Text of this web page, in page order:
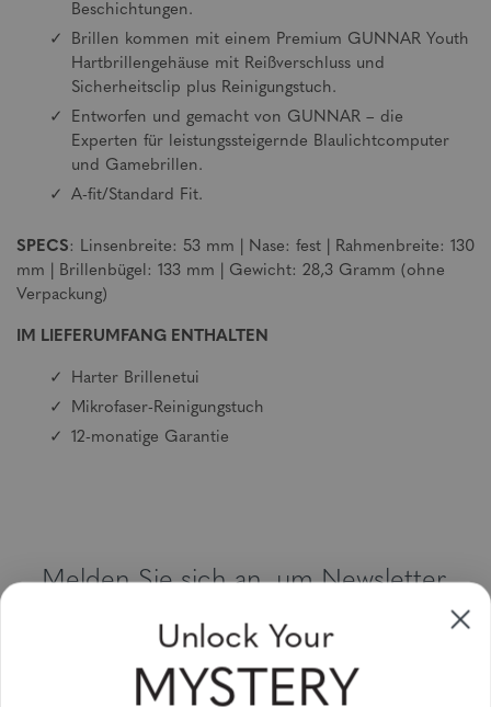
Beschichtungen.
Brillen kommen mit einem Premium GUNNAR Youth
Hartbrillengehäuse mit Reißverschluss und
Sicherheitsclip plus Reinigungstuch.
Entworfen und gemacht von GUNNAR – die
Experten für leistungssteigernde Blaulichtcomputer
und Gamebrillen.
A-fit/Standard Fit.
SPECS: Linsenbreite: 53 mm | Nase: fest | Rahmenbreite: 130
mm | Brillenbügel: 133 mm | Gewicht: 28,3 Gramm (ohne
Verpackung)
IM LIEFERUMFANG ENTHALTEN
Harter Brillenetui
Mikrofaser-Reinigungstuch
12-monatige Garantie
Melden Sie sich an, um Newsletter,
Sonderangebote und Gutscheine zu
erhalten
Bitte geben Sie Ihre E-Mail Adresse ein und abonnieren Sie!
Unlock Your
MYSTERY